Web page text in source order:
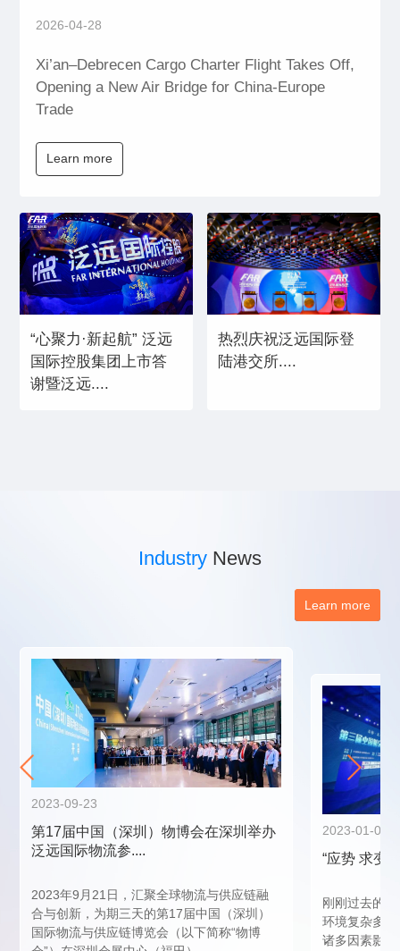
2026-04-28
Xi’an–Debrecen Cargo Charter Flight Takes Off,
Opening a New Air Bridge for China-Europe
Trade
Learn more
“心聚力·新起航” 泛远
国际控股集团上市答
谢暨泛远....
热烈庆祝泛远国际登
陆港交所....
Industry News
Learn more
2023-09-23
第17届中国（深圳）物博会在深圳举办
泛远国际物流参....
2023年9月21日，汇聚全球物流与供应链融
合与创新，为期三天的第17届中国（深圳）
国际物流与供应链博览会（以下简称“物博
2023-01-06
“应势 求变
刚刚过去的
环境复杂多
诸多因素影